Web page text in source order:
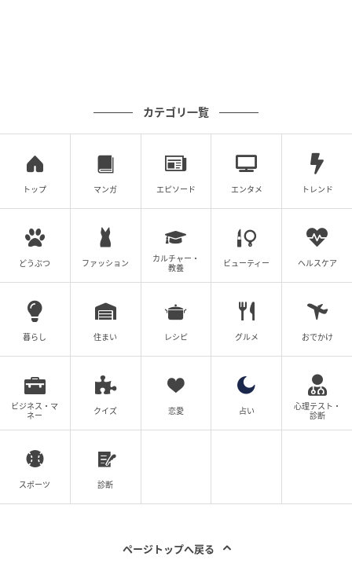
カテゴリ一覧
トップ マンガ エピソード エンタメ トレンド
どうぶつ ファッション
カルチャー・
教養
ビューティー ヘルスケア
暮らし 住まい レシピ グルメ おでかけ
ビジネス・マ
ネー
クイズ 恋愛 占い
心理テスト・
診断
スポーツ 診断
ページトップへ戻る